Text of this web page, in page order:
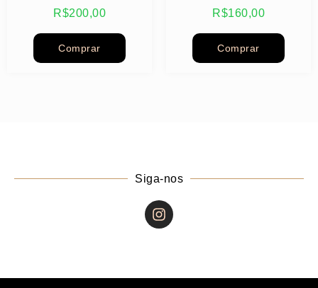
R$200,00
Comprar
R$160,00
Comprar
Siga-nos